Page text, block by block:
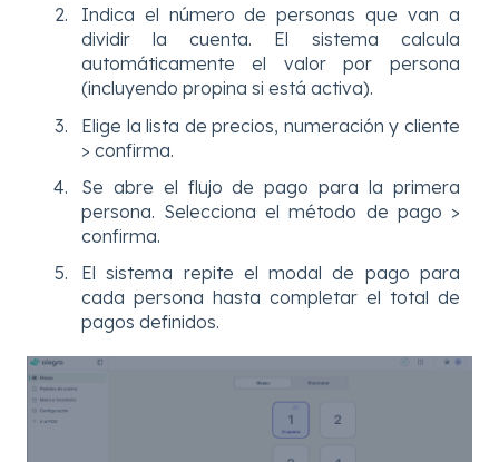
Indica el número de personas que van a
dividir la cuenta. El sistema calcula
automáticamente el valor por persona
(incluyendo propina si está activa).
Elige la lista de precios, numeración y cliente
> confirma.
Se abre el flujo de pago para la primera
persona. Selecciona el método de pago >
confirma.
El sistema repite el modal de pago para
cada persona hasta completar el total de
pagos definidos.